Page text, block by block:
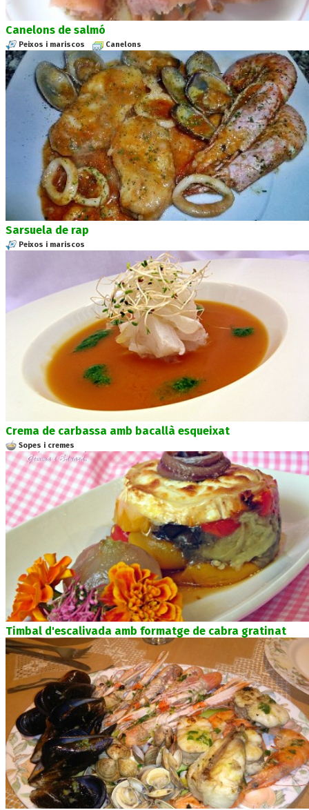
Canelons de salmó
Peixos i mariscos Canelons
Sarsuela de rap
Peixos i mariscos
Crema de carbassa amb bacallà esqueixat
Sopes i cremes
Timbal d'escalivada amb formatge de cabra gratinat